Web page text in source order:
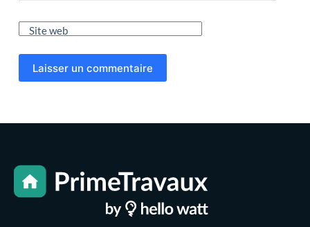
Site web
Laisser un commentaire